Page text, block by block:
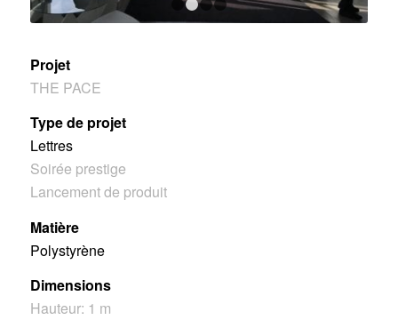
1 3 4
Projet
THE PACE
Type de projet
Lettres
Soirée prestige
Lancement de produit
Matière
Polystyrène
Dimensions
Hauteur: 1 m